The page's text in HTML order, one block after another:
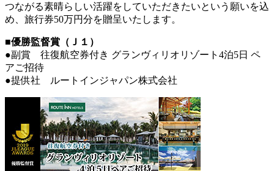
つながる素晴らしい活躍をしていただきたいという願いを込
め、旅行券50万円分を贈呈いたします。
■優勝監督賞（Ｊ１）
●副賞 往復航空券付き グランヴィリオリゾート4泊5日 ペ
アご招待
●提供社 ルートインジャパン株式会社